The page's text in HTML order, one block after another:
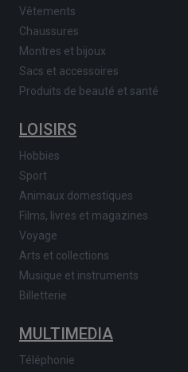
Vêtements
Chaussures
Montres et bijoux
Sacs et accessoires
Produits de beauté et santé
LOISIRS
Hobbies
Sport
Animaux domestiques
Films, livres et magazines
Voyage
Arts et collections
Musique et instruments
Billetterie
MULTIMEDIA
Téléphonie